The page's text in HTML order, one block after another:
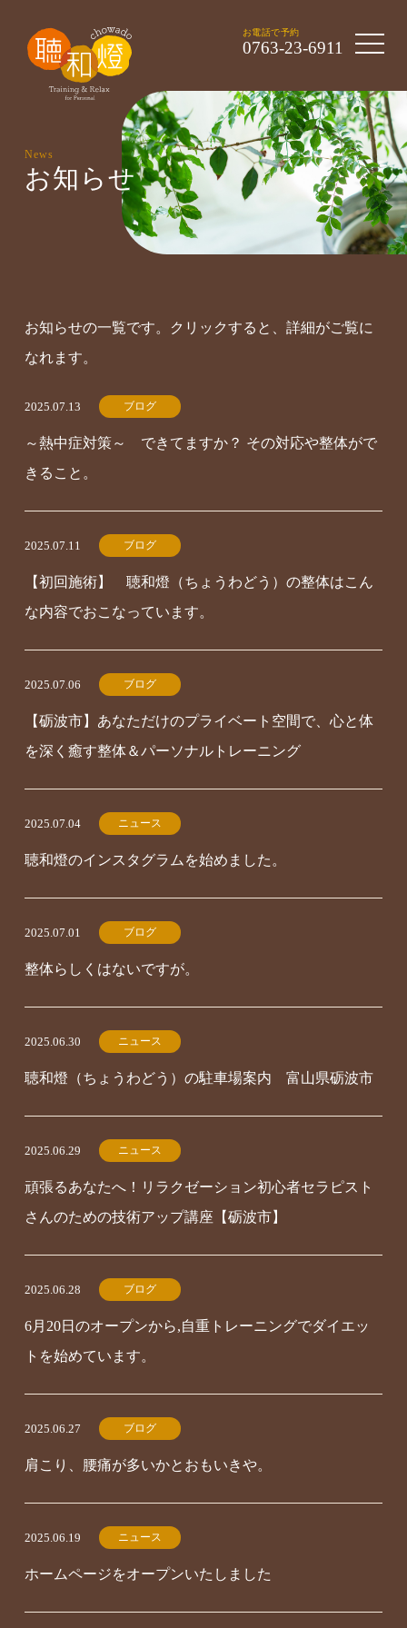
お電話で予約
0763-23-6911
News
お知らせ
お知らせの一覧です。クリックすると、詳細がご覧に
なれます。
2025.07.13 ブログ
～熱中症対策～ できてますか？ その対応や整体がで
きること。
2025.07.11 ブログ
【初回施術】 聴和燈（ちょうわどう）の整体はこん
な内容でおこなっています。
2025.07.06 ブログ
【砺波市】あなただけのプライベート空間で、心と体
を深く癒す整体＆パーソナルトレーニング
2025.07.04 ニュース
聴和燈のインスタグラムを始めました。
2025.07.01 ブログ
整体らしくはないですが。
2025.06.30 ニュース
聴和燈（ちょうわどう）の駐車場案内 富山県砺波市
2025.06.29 ニュース
頑張るあなたへ！リラクゼーション初心者セラピスト
さんのための技術アップ講座【砺波市】
2025.06.28 ブログ
6月20日のオープンから,自重トレーニングでダイエッ
トを始めています。
2025.06.27 ブログ
肩こり、腰痛が多いかとおもいきや。
2025.06.19 ニュース
ホームページをオープンいたしました